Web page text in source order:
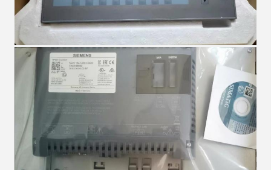
Laisser un message
Nous vous rappellerons bientôt!